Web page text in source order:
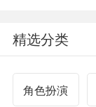
精选分类
角色扮演